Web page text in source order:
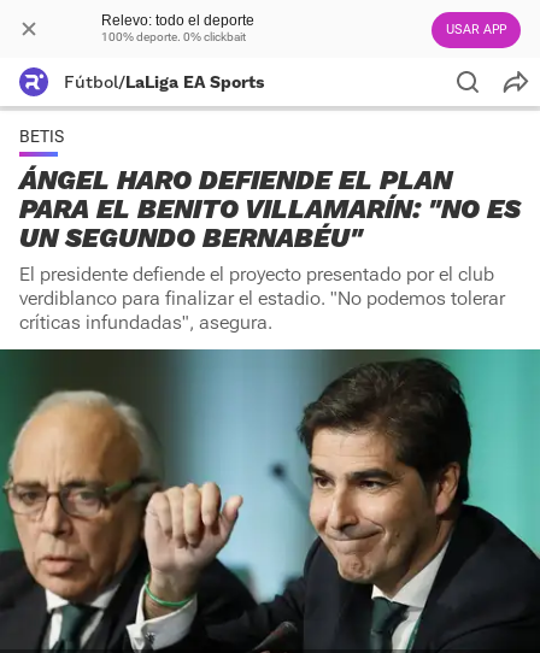
Relevo: todo el deporte
100% deporte. 0% clickbait USAR APP
Fútbol/LaLiga EA Sports
BETIS
ÁNGEL HARO DEFIENDE EL PLAN
PARA EL BENITO VILLAMARÍN: "NO ES
UN SEGUNDO BERNABÉU"
El presidente defiende el proyecto presentado por el club
verdiblanco para finalizar el estadio. "No podemos tolerar
críticas infundadas", asegura.